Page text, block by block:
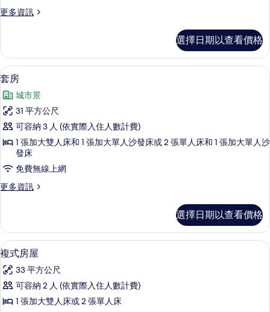
房
所
有
相
片
更多資訊
更
雙
人
房
詳
情
選擇日期以查看價格
顯
示
套
房
的
有
相
套房 | 高級寢具、免費迷你吧、客房
13
套房
城市景
31 平方公尺
可容納 3 人 (依實際入住人數計費)
1 張加大雙人床和 1 張加大單人沙發床或 2 張單人床和 1 張加大單人沙
發床
免費無線上網
更多資訊
更
的
詳
情
選擇日期以查看價格
顯
示
複
式
複式房屋 | 高級寢具、免費迷你吧、
8
複式房屋
33 平方公尺
可容納 2 人 (依實際入住人數計費)
1 張加大雙人床或 2 張單人床